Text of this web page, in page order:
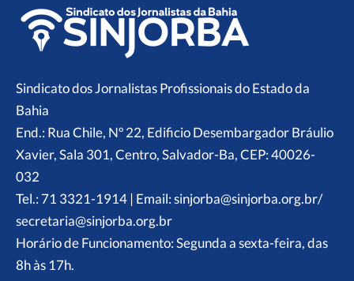
Sindicato dos Jornalistas Profissionais do Estado da
Bahia
End.: Rua Chile, Nº 22, Edificio Desembargador Bráulio
Xavier, Sala 301, Centro, Salvador-Ba, CEP: 40026-
032
Tel.: 71 3321-1914 | Email: sinjorba@sinjorba.org.br/
secretaria@sinjorba.org.br
Horário de Funcionamento: Segunda a sexta-feira, das
8h às 17h.